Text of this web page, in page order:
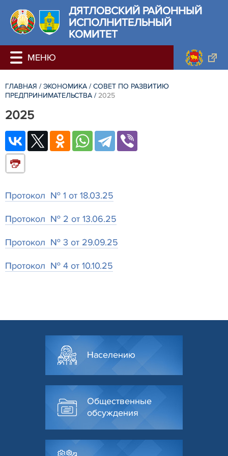
ДЯТЛОВСКИЙ РАЙОННЫЙ
ИСПОЛНИТЕЛЬНЫЙ
КОМИТЕТ
ГЛАВНАЯ / ЭКОНОМИКА / СОВЕТ ПО РАЗВИТИЮ
ПРЕДПРИНИМАТЕЛЬСТВА / 2025
2025
Протокол № 1 от 18.03.25
Протокол № 2 от 13.06.25
Протокол № 3 от 29.09.25
Протокол № 4 от 10.10.25
Населению
Общественные
обсуждения